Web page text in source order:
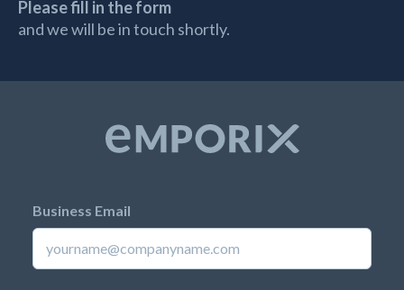
Please fill in the form
and we will be in touch shortly.
Business Email